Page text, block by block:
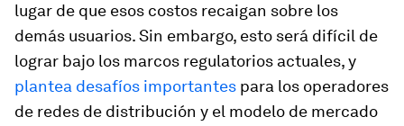
lugar de que esos costos recaigan sobre los
demás usuarios. Sin embargo, esto será difícil de
lograr bajo los marcos regulatorios actuales, y
plantea desafíos importantes para los operadores
de redes de distribución y el modelo de mercado